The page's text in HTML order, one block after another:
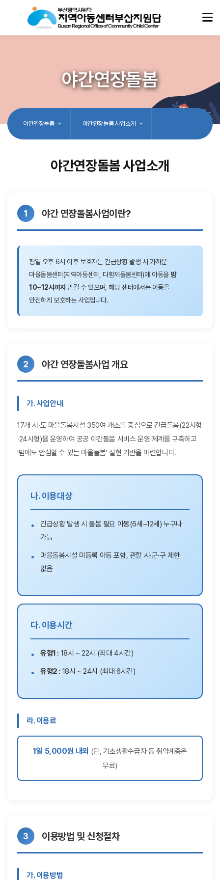
야간연장돌봄
야간연장돌봄 야간연장돌봄 사업소개
야간연장돌봄 사업소개
야간 연장돌봄사업이란?
평일 오후 6시 이후 보호자는 긴급상황 발생 시 가까운
마을돌봄센터(지역아동센터, 다함께돌봄센터)에 아동을 밤
10~12시까지 맡길 수 있으며, 해당 센터에서는 아동을
안전하게 보호하는 사업입니다.
야간 연장돌봄사업 개요
가. 사업안내
17개 시·도 마을돌봄시설 350여 개소를 중심으로 긴급돌봄(22시형
·24시형)을 운영하여 공공 야간돌봄 서비스 운영 체계를 구축하고
'밤에도 안심할 수 있는 마을돌봄' 실현 기반을 마련합니다.
나. 이용대상
긴급상황 발생 시 돌봄 필요 아동(6세~12세) 누구나
가능
마을돌봄시설 미등록 아동 포함, 관할 시·군·구 제한
없음
다. 이용시간
유형1 : 18시 ~ 22시 (최대 4시간)
유형2 : 18시 ~ 24시 (최대 6시간)
라. 이용료
1일 5,000원 내외 (단, 기초생활수급자 등 취약계층은
무료)
이용방법 및 신청절차
가. 이용방법